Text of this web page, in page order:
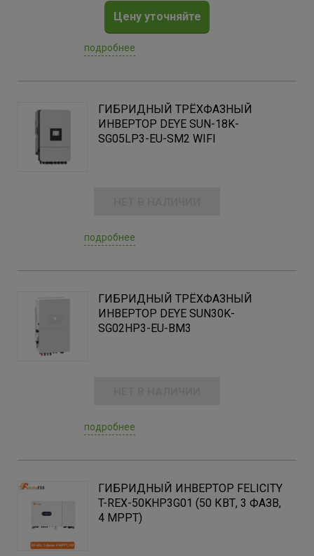
Цену уточняйте
подробнее
ГИБРИДНЫЙ ТРЁХФАЗНЫЙ
ИНВЕРТОР DEYE SUN-18K-
SG05LP3-EU-SM2 WIFI
подробнее
ГИБРИДНЫЙ ТРЁХФАЗНЫЙ
ИНВЕРТОР DEYE SUN30K-
SG02HP3-EU-BM3
подробнее
ГИБРИДНЫЙ ИНВЕРТОР FELICITY
T-REX-50KHP3G01 (50 КВТ, 3 ФАЗB,
4 MPPT)